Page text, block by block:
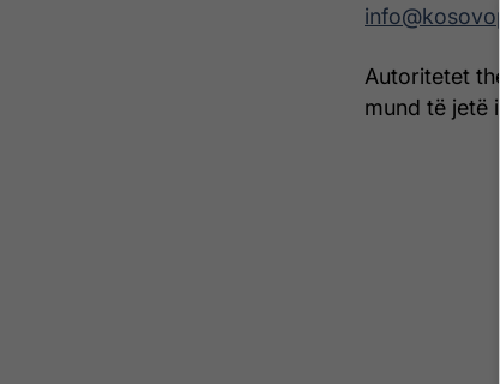
Autoritetet
mund të jetë